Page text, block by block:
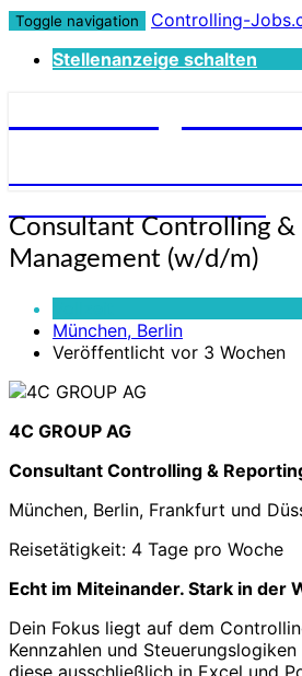
Toggle navigation
Controlling-
Stellenanzeige schalten
Consultant
Controlling
&
Management
(w/d/m)
Consultant Controlling &
Management (w/d/m)
München, Berlin
Veröffentlicht vor 3 Wochen
4C GROUP AG
Consultant Controlling &
München, Berlin, Frankfurt und
Reisetätigkeit: 4 Tage pro Woche
Echt im Miteinander. Stark in der
Dein Fokus liegt auf dem
Kennzahlen und